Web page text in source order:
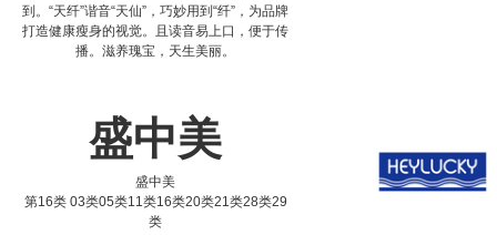
到。“天纤”谐音“天仙”，巧妙用到“纤”，为品牌
打造健康瘦身的视觉。且读音易上口，便于传
播。滋养瑰宝，天生美丽。
盛中美
盛中美
第16类 03类05类11类16类20类21类28类29
类